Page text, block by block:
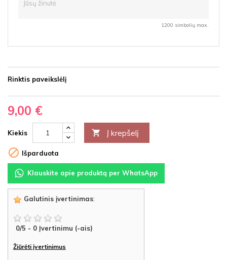
1200 simbolių max.
Rinktis paveikslėlį
9,00 €
Kiekis  Į krepšelį
 Išparduota
Klauskite apie produktą per WhatsApp
Galutinis įvertinimas:
0/5 - 0 Įvertinimu (-ais)
Žiūrėti įvertinimus